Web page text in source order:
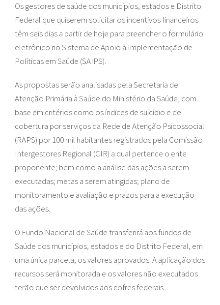
Os gestores de saúde dos municípios, estados e Distrito
Federal que quiserem solicitar os incentivos financeiros
têm seis dias a partir de hoje para preencher o formulário
eletrônico no Sistema de Apoio à Implementação de
Políticas em Saúde (SAIPS).
As propostas serão analisadas pela Secretaria de
Atenção Primária à Saúde do Ministério da Saúde, com
base em critérios como os índices de suicídio e de
cobertura por serviços da Rede de Atenção Psicossocial
(RAPS) por 100 mil habitantes registrados pela Comissão
Intergestores Regional (CIR) a qual pertence o ente
proponente; bem como a análise das ações a serem
executadas; metas a serem atingidas; plano de
monitoramento e avaliação e prazos para a execução
das ações.
O Fundo Nacional de Saúde transferirá aos fundos de
Saúde dos municípios, estados e do Distrito Federal, em
uma única parcela, os valores aprovados. A aplicação dos
recursos será monitorada e os valores não executados
terão que ser devolvidos aos cofres federais.